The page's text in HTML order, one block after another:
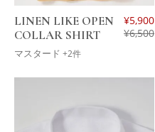
LINEN LIKE OPEN
COLLAR SHIRT
マスタード +2件
¥5,900
¥6,500